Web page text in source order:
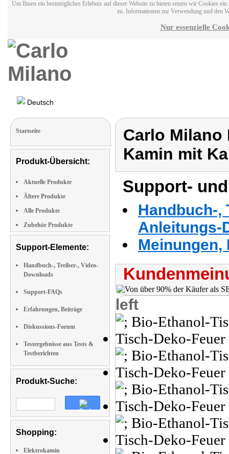
Um Ihnen ein bestmögliches Erlebnis auf dieser Website zu bieten setzen wir Cookies
zu. Informationen zur Verwendung und den
Nur essenzielle
Deutsch
Startseite
Produkt-Übersicht:
Aktuelle Produkte
Ältere Produkte
Alle Produkte
Zubehör Produkte
Support-Elemente:
Handbuch-, Treiber-, Video-
Downloads
Support-FAQs
Erfahrungen, Beiträge
Diskussions-Forum
Testergebnisse aus Tests &
Testberichten
Produkt-Suche:
Shopping:
Elektrokamin
Carlo Milano
Kamin mit
Support-
Handbuch-,
Anleitungs-
left